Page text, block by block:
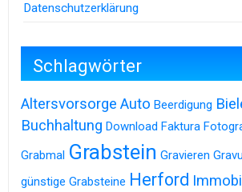
Datenschutzerklärung
Schlagwörter
Altersvorsorge Auto Beerdigung
Buchhaltung Download Faktura
Grabmal Grabstein Gravieren
günstige Grabsteine Herford